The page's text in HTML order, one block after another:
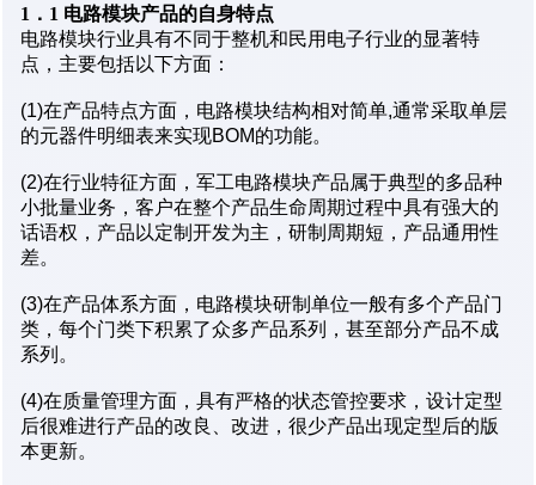
1．1 电路模块产品的自身特点
电路模块行业具有不同于整机和民用电子行业的显著特
点，主要包括以下方面：
(1)在产品特点方面，电路模块结构相对简单,通常采取单层
的元器件明细表来实现BOM的功能。
(2)在行业特征方面，军工电路模块产品属于典型的多品种
小批量业务，客户在整个产品生命周期过程中具有强大的
话语权，产品以定制开发为主，研制周期短，产品通用性
差。
(3)在产品体系方面，电路模块研制单位一般有多个产品门
类，每个门类下积累了众多产品系列，甚至部分产品不成
系列。
(4)在质量管理方面，具有严格的状态管控要求，设计定型
后很难进行产品的改良、改进，很少产品出现定型后的版
本更新。